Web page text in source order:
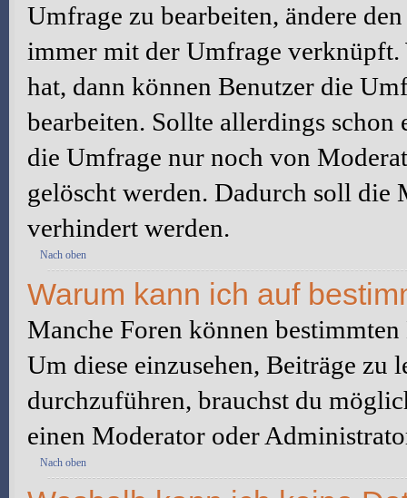
Umfrage zu bearbeiten, ändere
immer mit der Umfrage verknüpft.
hat, dann können Benutzer die
bearbeiten. Sollte allerdings schon
die Umfrage nur noch von
gelöscht werden. Dadurch soll
verhindert werden.
Nach oben
Warum kann ich auf
Manche Foren können
Um diese einzusehen, Beiträge zu
durchzuführen, brauchst du
einen Moderator oder
Nach oben